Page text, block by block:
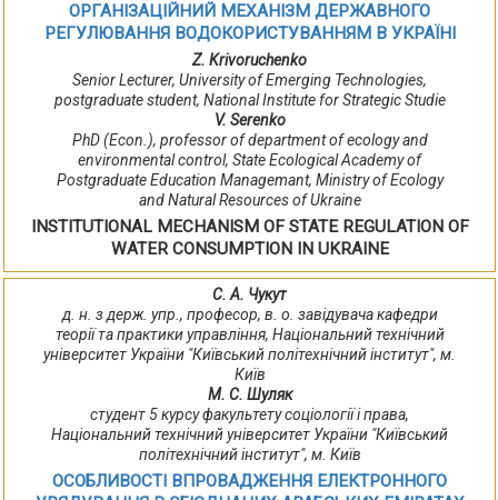
ОРГАНІЗАЦІЙНИЙ МЕХАНІЗМ ДЕРЖАВНОГО
РЕГУЛЮВАННЯ ВОДОКОРИСТУВАННЯМ В УКРАЇНІ
Z. Krivoruchenko
Senior Lecturer, University of Emerging Technologies,
postgraduate student, National Institute for Strategic Studie
V. Serenko
PhD (Econ.), professor of department of ecology and
environmental control, State Ecological Academy of
Postgraduate Education Managemant, Ministry of Ecology
and Natural Resources of Ukraine
INSTITUTIONAL MECHANISM OF STATE REGULATION OF
WATER CONSUMPTION IN UKRAINE
С. А. Чукут
д. н. з держ. упр., професор, в. о. завідувача кафедри
теорії та практики управління, Національний технічний
університет України "Київський політехнічний інститут", м.
Київ
М. С. Шуляк
студент 5 курсу факультету соціології і права,
Національний технічний університет України "Київський
політехнічний інститут", м. Київ
ОСОБЛИВОСТІ ВПРОВАДЖЕННЯ ЕЛЕКТРОННОГО